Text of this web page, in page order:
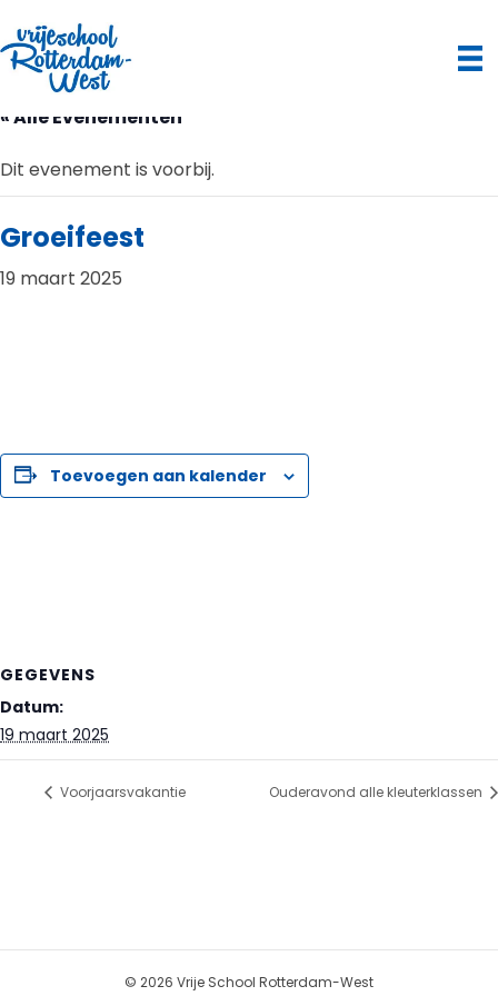
« Alle Evenementen
Dit evenement is voorbij.
Groeifeest
19 maart 2025
Toevoegen aan kalender
GEGEVENS
Datum:
19 maart 2025
Voorjaarsvakantie Ouderavond alle kleuterklassen
© 2026 Vrije School Rotterdam-West